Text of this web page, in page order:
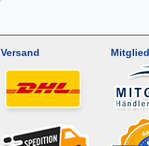
Versand